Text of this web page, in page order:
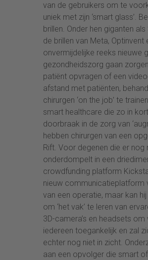
van de gebruikers om te
uniek met zijn ‘smart glass’.
brillen. Onder hen giganten
de brillen van Meta,
onvermijdelijke reeks nieuwe
gezondheidszorg gaan
patiënt opvragen of een
afstand met patiënten,
chirurgen ‘on the job’ te
smart healthcare die zo in
doorbraak in de zorg van
hebben chirurgen van een
Rift. Voor degenen die er
onderdompelt in een
crowdfunding platform
nieuw communicatieplatform
van een operatie, maar kan
om ‘het vak’ te leren van
3D-camera’s en headsets
iedereen toegankelijk en zal
echter nog niet in zicht.
aan een opvolger die smart